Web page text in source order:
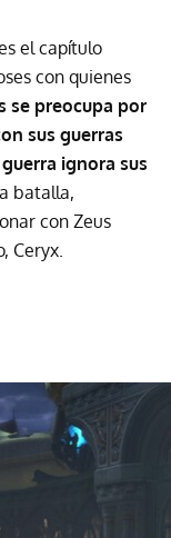
el capítulo
con quienes
se preocupa por
sus guerras
ignora sus
batalla,
con Zeus
Ceryx.